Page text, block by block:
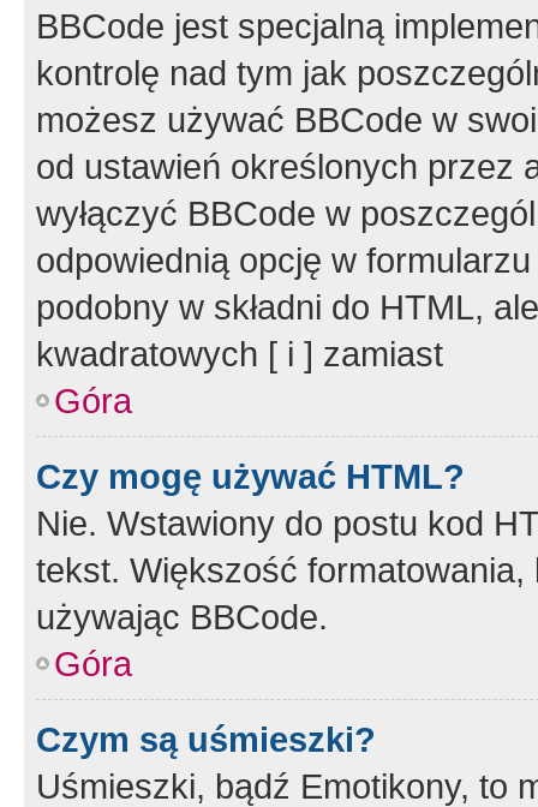
BBCode jest specjalną
kontrolę nad tym jak
możesz używać BBCode w
od ustawień określonych przez
wyłączyć BBCode w
odpowiednią opcję w
podobny w składni do HTML,
kwadratowych [ i ] zamiast
Góra
Czy mogę używać HTML?
Nie. Wstawiony do postu kod
tekst. Większość
używając BBCode.
Góra
Czym są uśmieszki?
Uśmieszki, bądź Emotikony, to